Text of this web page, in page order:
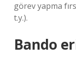
görev yapma
t.y.).
Bando